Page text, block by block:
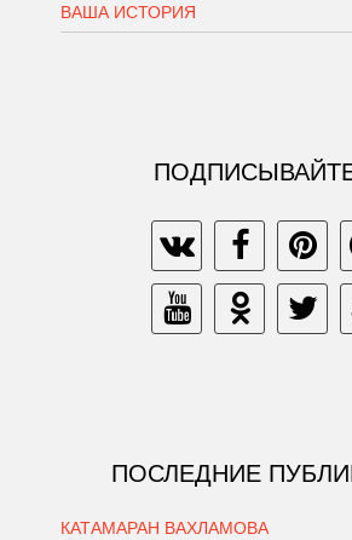
ВАША ИСТОРИЯ
ПОСЛЕДНИЕ
КАТАМАРАН ВАХЛАМОВА